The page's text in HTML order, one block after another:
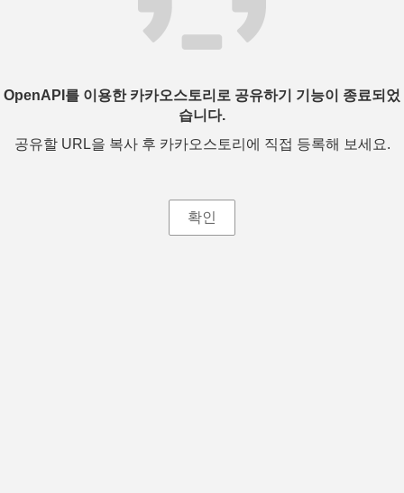
OpenAPI를 이용한 카카오스토리로 공유하기 기능이 종료되었
습니다.
공유할 URL을 복사 후 카카오스토리에 직접 등록해 보세요.
확인